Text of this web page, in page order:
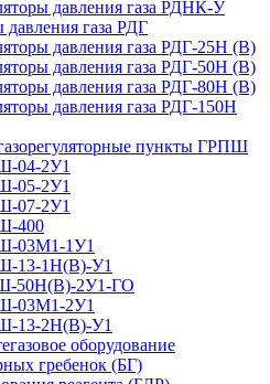
давления газа РДНК-У
давления газа РДГ
давления газа РДГ-25Н (В)
давления газа РДГ-50Н (В)
давления газа РДГ-80Н (В)
давления газа РДГ-150Н
пункты ГРПШ
04-2У1
05-2У1
07-2У1
400
03М1-1У1
13-1Н(В)-У1
50Н(В)-2У1-ГО
03М1-2У1
13-2Н(В)-У1
оборудование
гребенок (БГ)